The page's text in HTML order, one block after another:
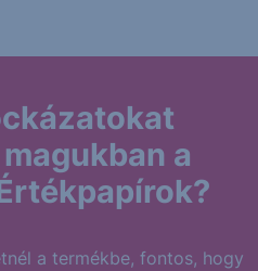
a
a termékbe, fontos, hogy